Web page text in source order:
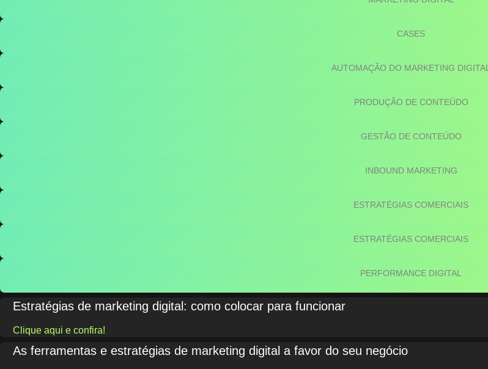
CASES
AUTOMAÇÃO DO MARKETING DIGITAL
PRODUÇÃO DE CONTEÚDO
GESTÃO DE CONTEÚDO
INBOUND MARKETING
ESTRATÉGIAS COMERCIAIS
ESTRATÉGIAS COMERCIAIS
PERFORMANCE DIGITAL
Estratégias de marketing digital: como colocar para funcionar
Clique aqui e confira!
As ferramentas e estratégias de marketing digital a favor do seu negócio